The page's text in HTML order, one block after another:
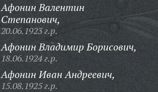
Афонин Валентин
Степанович,
20.06.1923 г.р.
Афонин Владимир Борисович,
18.06.1924 г.р.
Афонин Иван Андреевич,
15.08.1925 г.р.